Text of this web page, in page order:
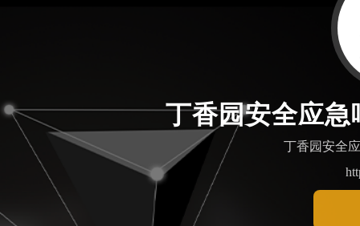
丁香园安全应
丁香园安全